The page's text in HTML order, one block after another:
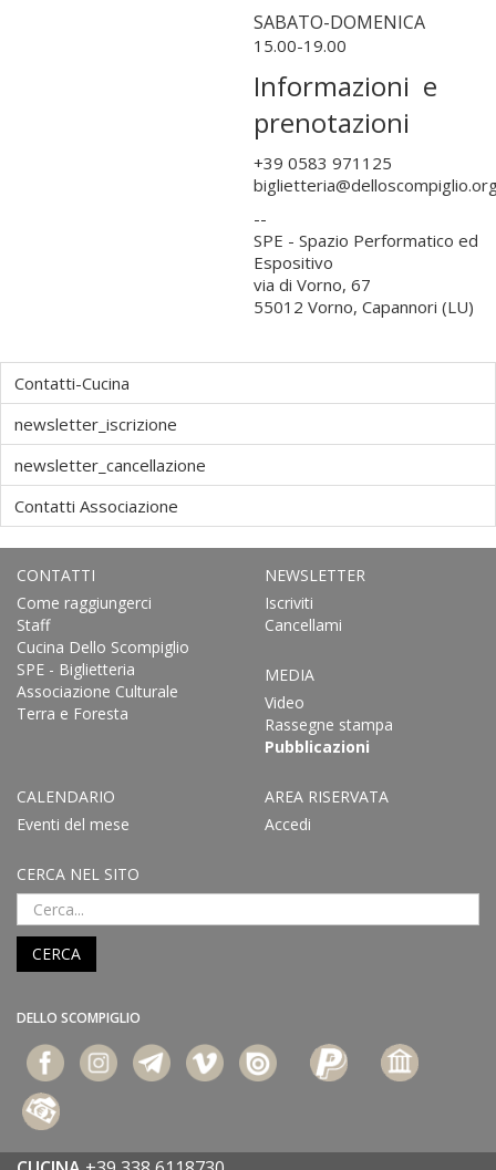
SABATO-DOMENICA
15.00-19.00
Informazioni e
prenotazioni
+39 0583 971125
--
SPE - Spazio Performatico ed
Espositivo
via di Vorno, 67
55012 Vorno, Capannori (LU)
Contatti-Cucina
newsletter_iscrizione
newsletter_cancellazione
Contatti Associazione
CONTATTI
Come raggiungerci
Staff
Cucina Dello Scompiglio
SPE - Biglietteria
Associazione Culturale
Terra e Foresta
NEWSLETTER
Iscriviti
Cancellami
MEDIA
Video
Rassegne stampa
Pubblicazioni
CALENDARIO
Eventi del mese
AREA RISERVATA
Accedi
CERCA NEL SITO
CERCA
DELLO SCOMPIGLIO